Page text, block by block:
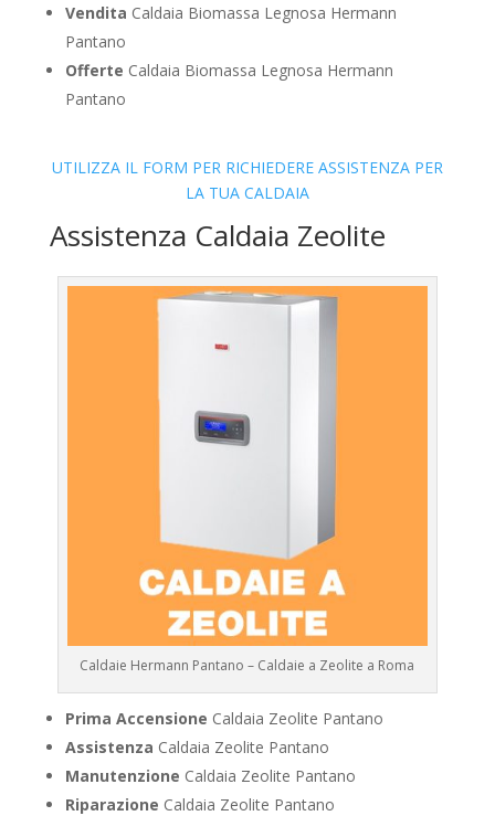
Vendita Caldaia Biomassa Legnosa Hermann
Pantano
Offerte Caldaia Biomassa Legnosa Hermann
Pantano
UTILIZZA IL FORM PER RICHIEDERE ASSISTENZA PER
LA TUA CALDAIA
Assistenza Caldaia Zeolite
Caldaie Hermann Pantano – Caldaie a Zeolite a Roma
Prima Accensione Caldaia Zeolite Pantano
Assistenza Caldaia Zeolite Pantano
Manutenzione Caldaia Zeolite Pantano
Riparazione Caldaia Zeolite Pantano